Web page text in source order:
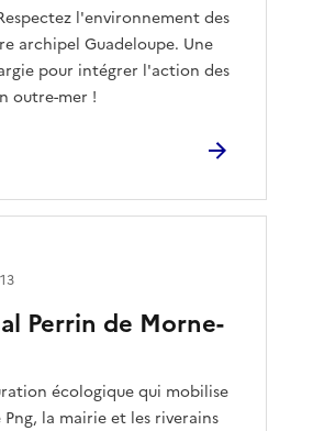
l'environnement des
archipel Guadeloupe. Une
pour intégrer l'action des
outre-mer !
Perrin de Morne-
écologique qui mobilise
Png, la mairie et les riverains